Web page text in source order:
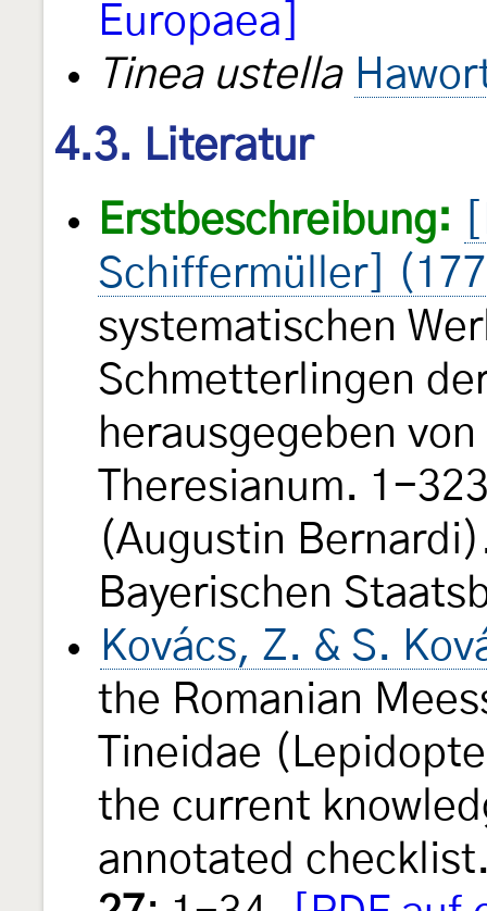
Europaea]
Tinea ustella
4.3. Literatur
Erstbeschreibung:
Schiffermüller]
systematischen
Schmetterlingen
herausgegeben
Theresianum. 1-
(Augustin
Bayerischen
Kovács, Z. & S.
the Romanian
Tineidae
the current
annotated